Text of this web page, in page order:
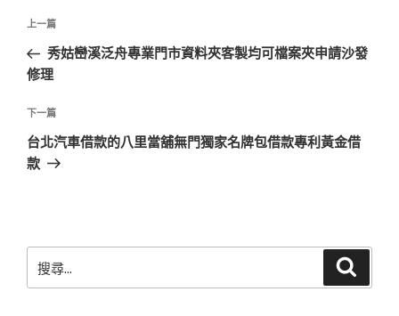
文
導
覽
上
一
篇
章
上一篇
秀姑巒溪泛舟專業門市資料夾客製均可檔案夾申請沙發
修理
下
一
篇
下一篇
台北汽車借款的八里當舖無門獨家名牌包借款專利黃金借
款
尋